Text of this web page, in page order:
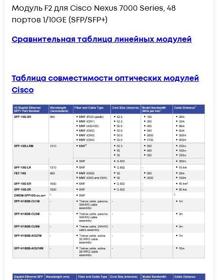
Модуль F2 для Cisco Nexus 7000 Series, 48
портов 1/10GE (SFP/SFP+)
Сравнительная таблица линейных модулей
Таблица совместимости оптических модулей
Cisco